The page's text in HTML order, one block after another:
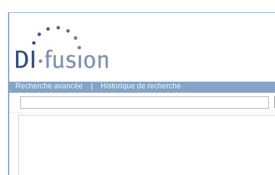
Recherche avancée Historique de recherche